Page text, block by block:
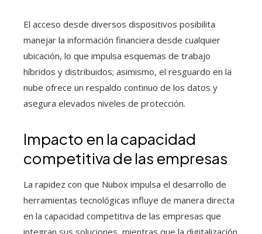
El acceso desde diversos dispositivos posibilita
manejar la información financiera desde cualquier
ubicación, lo que impulsa esquemas de trabajo
híbridos y distribuidos; asimismo, el resguardo en la
nube ofrece un respaldo continuo de los datos y
asegura elevados niveles de protección.
Impacto en la capacidad
competitiva de las empresas
La rapidez con que Nubox impulsa el desarrollo de
herramientas tecnológicas influye de manera directa
en la capacidad competitiva de las empresas que
integran sus soluciones, mientras que la digitalización